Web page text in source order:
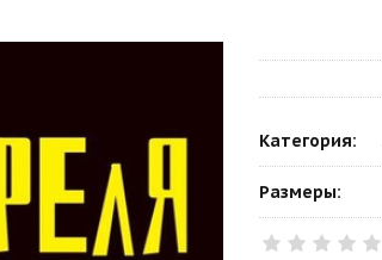
Категория:
Размеры: